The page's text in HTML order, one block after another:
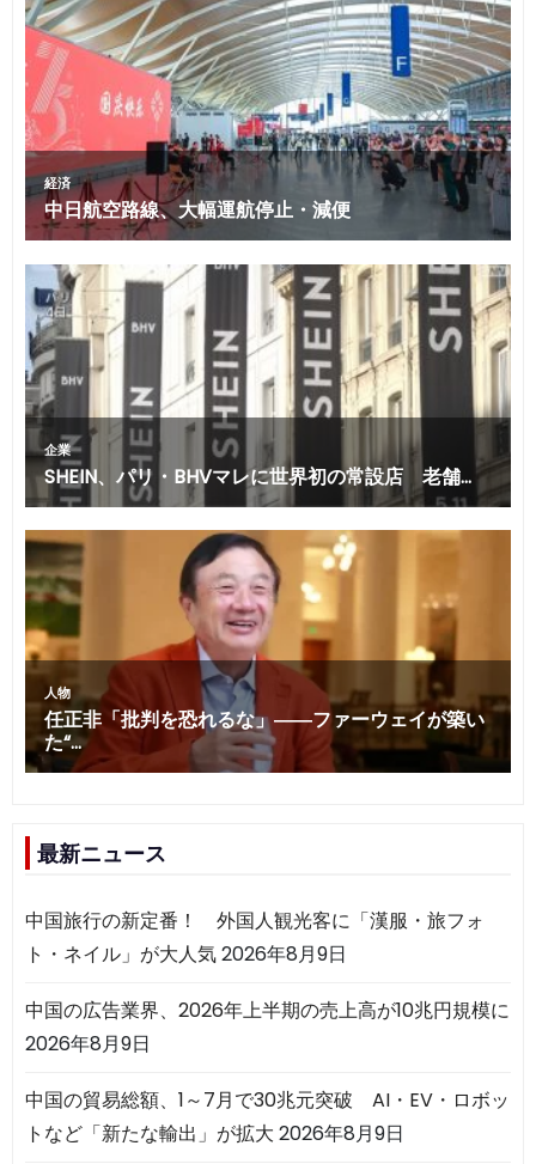
最新ニュース
中国旅行の新定番！ 外国人観光客に「漢服・旅フォ
ト・ネイル」が大人気2026年8月9日
中国の広告業界、2026年上半期の売上高が10兆円規模に
2026年8月9日
中国の貿易総額、1～7月で30兆元突破 AI・EV・ロボッ
トなど「新たな輸出」が拡大 2026年8月9日